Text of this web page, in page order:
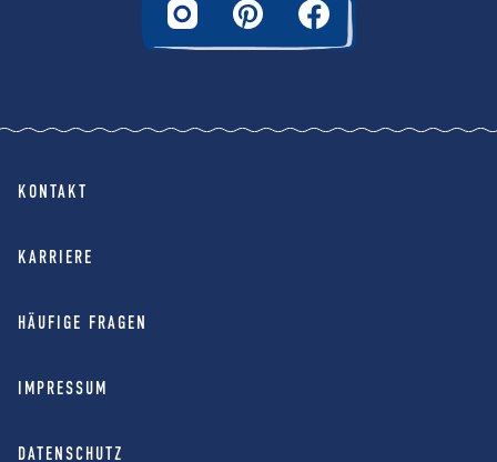
KONTAKT
KARRIERE
HÄUFIGE FRAGEN
IMPRESSUM
DATENSCHUTZ